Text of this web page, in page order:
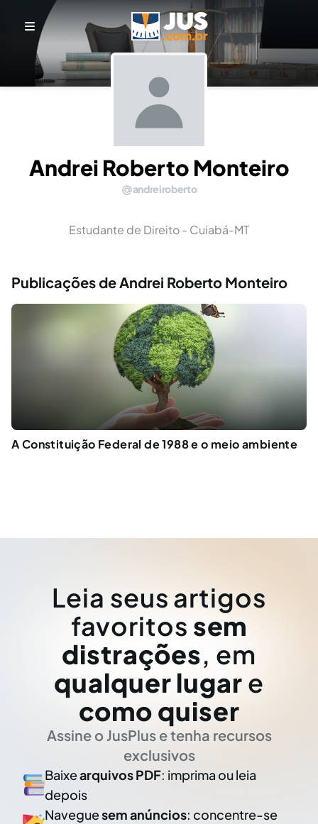
Andrei Roberto Monteiro
andreiroberto
Estudante de Direito - Cuiabá-MT
Publicações de Andrei Roberto Monteiro
A Constituição Federal de 1988 e o meio ambiente
Leia seus artigos
favoritos sem
distrações, em
qualquer lugar e
como quiser
Assine o JusPlus e tenha recursos
exclusivos
Baixearquivos PDF: imprima ou leia
depois
Naveguesem anúncios: concentre-se